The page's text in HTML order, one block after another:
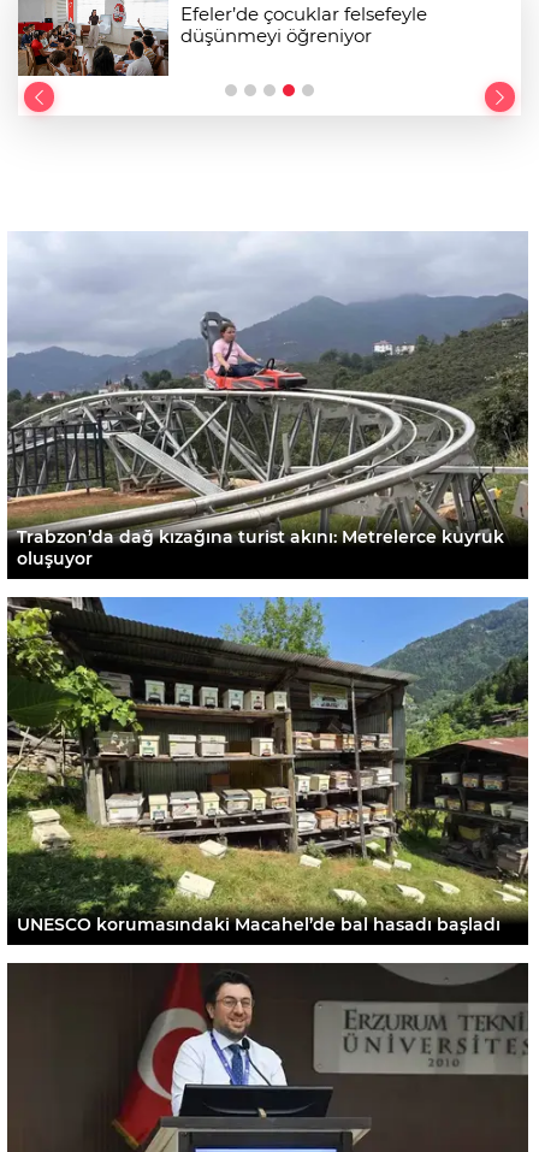
Efeler’de çocuklar felsefeyle
düşünmeyi öğreniyor
Trabzon’da dağ kızağına turist akını: Metrelerce kuyruk
oluşuyor
UNESCO korumasındaki Macahel’de bal hasadı başladı